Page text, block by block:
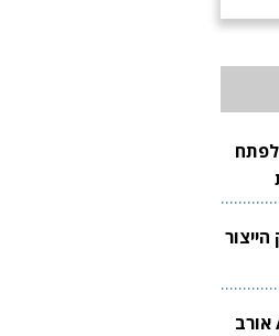
לפתח
את שוק הייצור
צוואר הבקבוק הבא בשוק ה-AI אורב